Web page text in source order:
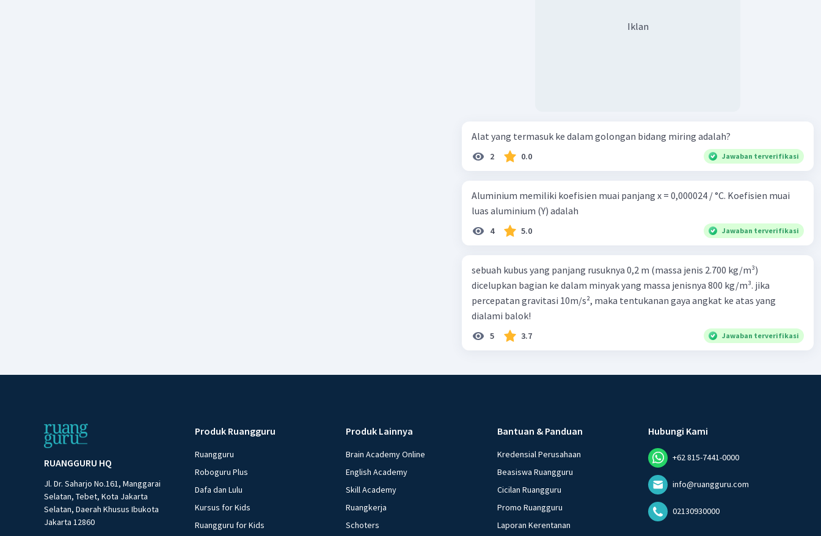
Iklan
Alat yang termasuk ke dalam golongan bidang miring adalah?
2 0.0 Jawaban terverifikasi
Aluminium memiliki koefisien muai panjang x = 0,000024 / °C. Koefisien muai
luas aluminium (Y) adalah
4 5.0 Jawaban terverifikasi
sebuah kubus yang panjang rusuknya 0,2 m (massa jenis 2.700 kg/m³)
dicelupkan bagian ke dalam minyak yang massa jenisnya 800 kg/m³. jika
percepatan gravitasi 10m/s², maka tentukanan gaya angkat ke atas yang
dialami balok!
5 3.7 Jawaban terverifikasi
RUANGGURU HQ
Jl. Dr. Saharjo No.161, Manggarai
Selatan, Tebet, Kota Jakarta
Selatan, Daerah Khusus Ibukota
Jakarta 12860
Produk Ruangguru
Ruangguru
Roboguru Plus
Dafa dan Lulu
Kursus for Kids
Ruangguru for Kids
Produk Lainnya
Brain Academy Online
English Academy
Skill Academy
Ruangkerja
Schoters
Bantuan & Panduan
Kredensial Perusahaan
Beasiswa Ruangguru
Cicilan Ruangguru
Promo Ruangguru
Laporan Kerentanan
Hubungi Kami
+62 815-7441-0000
info@ruangguru.com
02130930000